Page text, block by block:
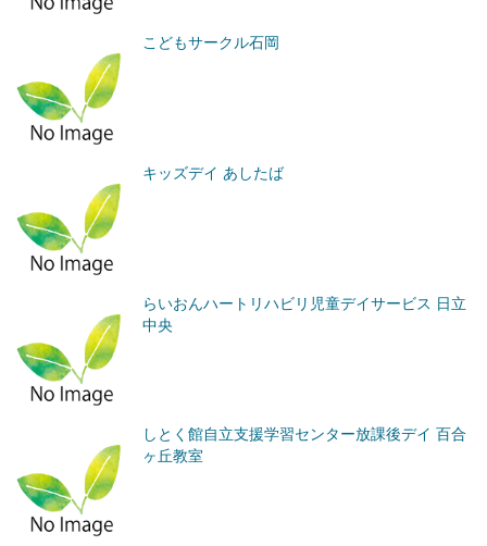
こどもサークル石岡
キッズデイ あしたば
らいおんハートリハビリ児童デイサービス 日立
中央
しとく館自立支援学習センター放課後デイ 百合
ヶ丘教室